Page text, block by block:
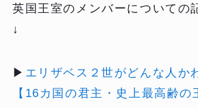
英国王室のメンバーについての
↓
▶ エリザベス２世がどんな人か
【16カ国の君主・史上最高齢の